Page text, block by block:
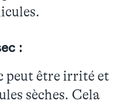
:
peut être irrité et
sèches. Cela